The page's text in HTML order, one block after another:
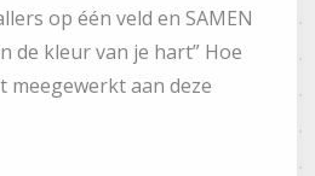
op één veld en SAMEN
de kleur van je hart” Hoe
meegewerkt aan deze